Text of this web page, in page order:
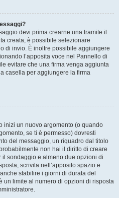
devi prima crearne una tramite il
creata, è possibile selezionare
di invio. È inoltre possibile aggiungere
l’apposita voce nel Pannello di
evitare che una firma venga aggiunta
casella per aggiungere la firma
inizi un nuovo argomento (o quando
se ti è permesso) dovresti
del messaggio, un riquadro dal titolo
non hai il diritto di creare
sondaggio e almeno due opzioni di
scrivila nell’apposito spazio e
stabilire i giorni di durata del
un limite al numero di opzioni di risposta